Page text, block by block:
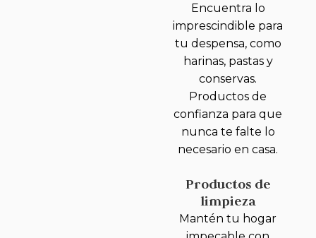
Encuentra lo
imprescindible para
tu despensa, como
harinas, pastas y
conservas.
Productos de
confianza para que
nunca te falte lo
necesario en casa.
Productos de
limpieza
Mantén tu hogar